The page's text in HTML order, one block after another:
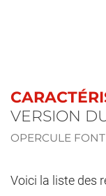
VERSION
OPERCULE
Voici la liste des